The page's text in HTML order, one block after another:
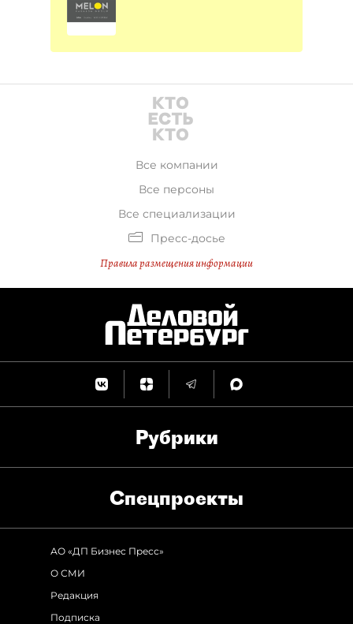
Все компании
Все персоны
Все специализации
Пресс-досье
Правила размещения информации
Рубрики
Спец­проекты
АО «ДП Бизнес Пресс»
О СМИ
Редакция
Подписка